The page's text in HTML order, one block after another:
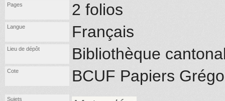
Pages 2 folios
Langue Français
Lieu de dépôt Bibliothèque
Cote BCUF Papiers
Sujets